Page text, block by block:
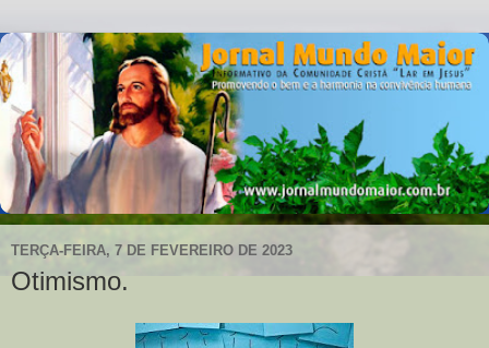
TERÇA-FEIRA, 7 DE FEVEREIRO DE 2023
Otimismo.